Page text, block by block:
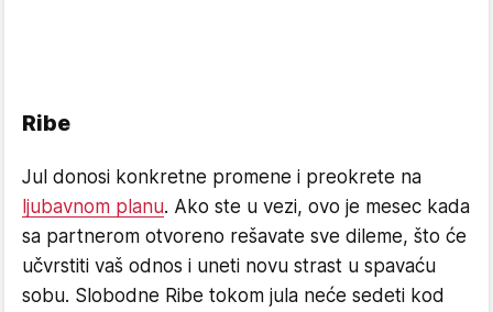
Ribe
Jul donosi konkretne promene i preokrete na
ljubavnom planu. Ako ste u vezi, ovo je mesec kada
sa partnerom otvoreno rešavate sve dileme, što će
učvrstiti vaš odnos i uneti novu strast u spavaću
sobu. Slobodne Ribe tokom jula neće sedeti kod